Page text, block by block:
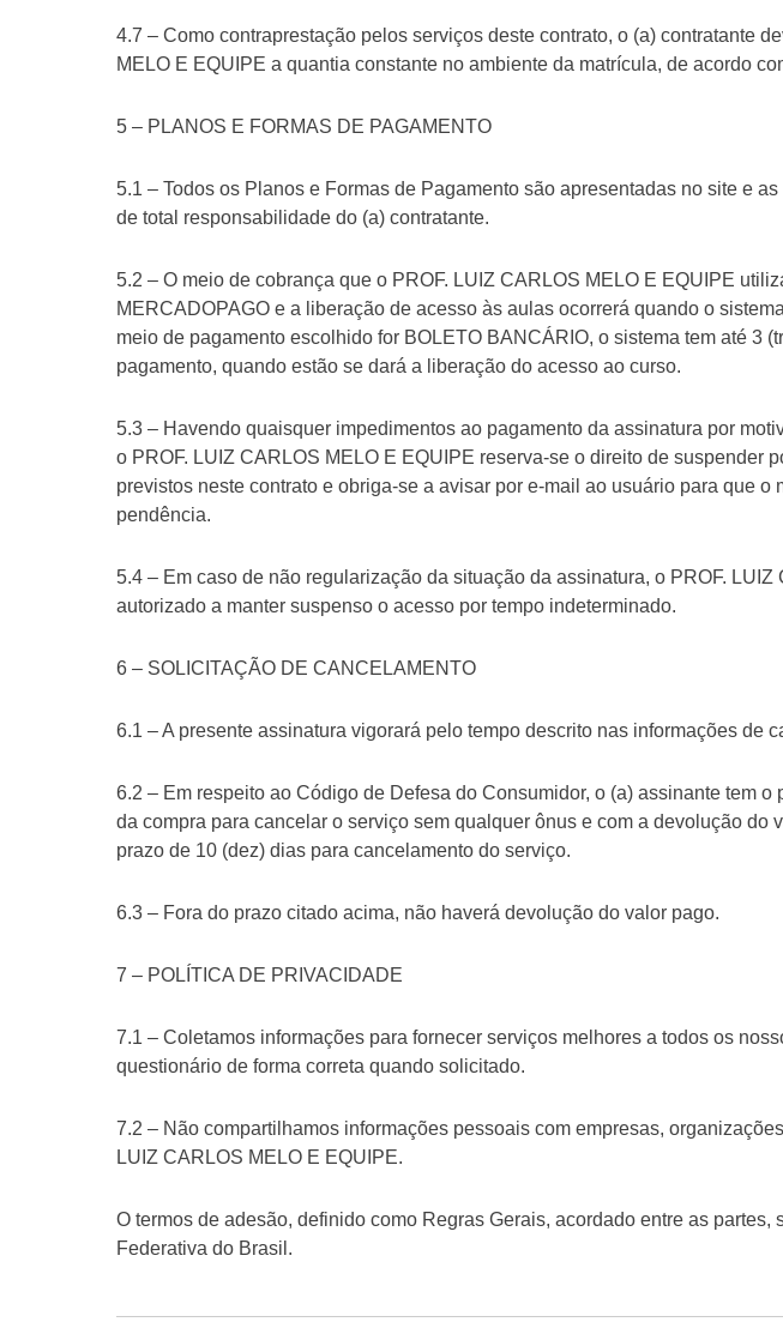
4.7 – Como contraprestação pelos serviços deste contrato, o (a) contratante
MELO E EQUIPE a quantia constante no ambiente da matrícula, de acordo
5 – PLANOS E FORMAS DE PAGAMENTO
5.1 – Todos os Planos e Formas de Pagamento são apresentadas no site e
de total responsabilidade do (a) contratante.
5.2 – O meio de cobrança que o PROF. LUIZ CARLOS MELO E EQUIPE
MERCADOPAGO e a liberação de acesso às aulas ocorrerá quando o
meio de pagamento escolhido for BOLETO BANCÁRIO, o sistema tem até 3
pagamento, quando estão se dará a liberação do acesso ao curso.
5.3 – Havendo quaisquer impedimentos ao pagamento da assinatura por
o PROF. LUIZ CARLOS MELO E EQUIPE reserva-se o direito de suspender
previstos neste contrato e obriga-se a avisar por e-mail ao usuário para que o
pendência.
5.4 – Em caso de não regularização da situação da assinatura, o PROF.
autorizado a manter suspenso o acesso por tempo indeterminado.
6 – SOLICITAÇÃO DE CANCELAMENTO
6.1 – A presente assinatura vigorará pelo tempo descrito nas informações de
6.2 – Em respeito ao Código de Defesa do Consumidor, o (a) assinante tem o
da compra para cancelar o serviço sem qualquer ônus e com a devolução do
prazo de 10 (dez) dias para cancelamento do serviço.
6.3 – Fora do prazo citado acima, não haverá devolução do valor pago.
7 – POLÍTICA DE PRIVACIDADE
7.1 – Coletamos informações para fornecer serviços melhores a todos os
questionário de forma correta quando solicitado.
7.2 – Não compartilhamos informações pessoais com empresas,
LUIZ CARLOS MELO E EQUIPE.
O termos de adesão, definido como Regras Gerais, acordado entre as
Federativa do Brasil.